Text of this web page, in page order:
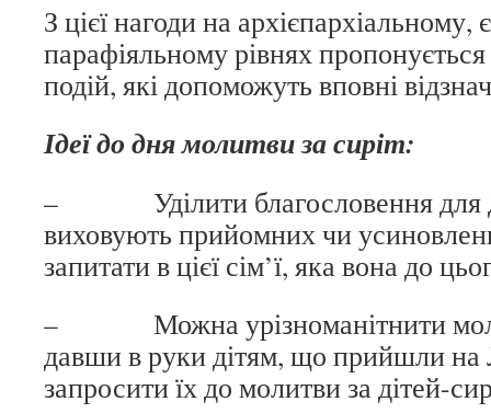
З цієї нагоди на архієпархіальному,
парафіяльному рівнях
подій, які допоможуть вповні
Ідеї до дня молитви за сиріт:
– Уділити благословення для
виховують прийомних чи
запитати в цієї сім’ї, яка вона до
– Можна урізноманітнити
давши в руки дітям, що прийшли на
запросити їх до молитви за дітей-